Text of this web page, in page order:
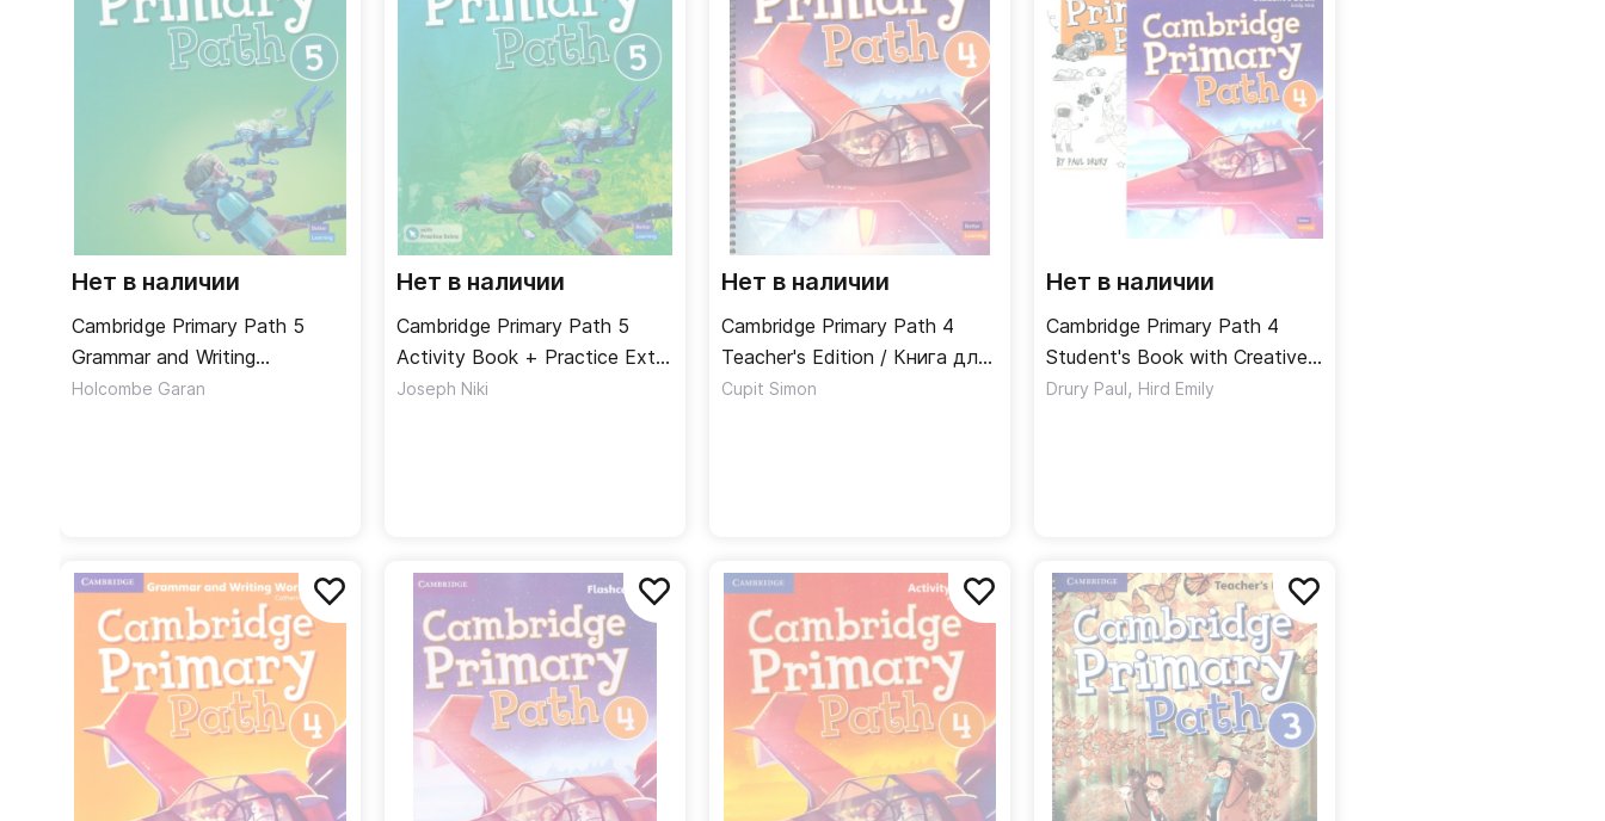
Нет в наличии
Cambridge Primary Path 5
Grammar and Writing
Workbook / Упражнения по
Holcombe Garan
Нет в наличии
Cambridge Primary Path 5
Activity Book + Practice Extra
/ Рабочая тетрадь + онлайн-
Joseph Niki
Нет в наличии
Cambridge Primary Path 4
Teacher's Edition / Книга для
учителя
Cupit Simon
Нет в наличии
Cambridge Primary Path 4
Student's Book with Creative
Journal / Учебник
Drury Paul, Hird Emily